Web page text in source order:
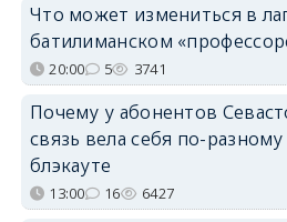
Что может измениться в
батилиманском
20:00 5 3741
Почему у абонентов
связь вела себя по-
блэкауте
13:00 16 6427